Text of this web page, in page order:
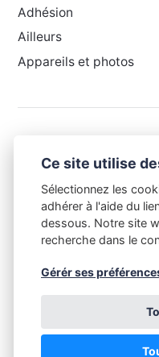
Adhésion
Ailleurs
Appareils et photos
Tout le contenu de ce
Lumière et est soumis
sans l'accord du Club
Ce site utilise
Sélectionnez les
adhérer à l'aide du
dessous. Notre site
recherche dans le
Gérér ses